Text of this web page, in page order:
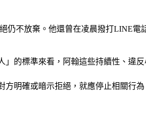
仍不放棄。他還曾在凌晨撥打LINE
的標準來看，阿翰這些持續性、違
明確或暗示拒絕，就應停止相關行